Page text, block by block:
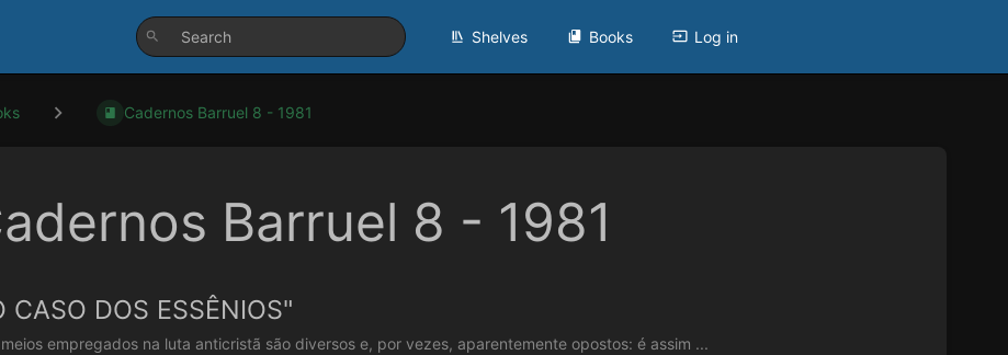
Shelves Books Log in
Cadernos Barruel 8 - 1981
Barruel 8 - 1981
CASO DOS ESSÊNIOS"
empregados na luta anticristã são diversos e, por vezes, aparentemente opostos: é assim ...